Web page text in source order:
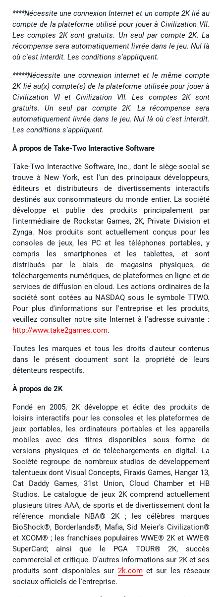
****Nécessite une connexion Internet et un compte 2K lié au
compte de la plateforme utilisé pour jouer à Civilization VII.
Les comptes 2K sont gratuits. Un seul par compte 2K. La
récompense sera automatiquement livrée dans le jeu. Nul là
où c'est interdit. Les conditions s'appliquent.
*****Nécessite une connexion internet et le même compte
2K lié au(x) compte(s) de la plateforme utilisée pour jouer à
Civilization VI et Civilization VII. Les comptes 2K sont
gratuits. Un seul par compte 2K. La récompense sera
automatiquement livrée dans le jeu. Nul là où c'est interdit.
Les conditions s'appliquent.
À propos de Take-Two Interactive Software
Take-Two Interactive Software, Inc., dont le siège social se
trouve à New York, est l'un des principaux développeurs,
éditeurs et distributeurs de divertissements interactifs
destinés aux consommateurs du monde entier. La société
développe et publie des produits principalement par
l'intermédiaire de Rockstar Games, 2K, Private Division et
Zynga. Nos produits sont actuellement conçus pour les
consoles de jeux, les PC et les téléphones portables, y
compris les smartphones et les tablettes, et sont
distribués par le biais de magasins physiques, de
téléchargements numériques, de plateformes en ligne et de
services de diffusion en cloud. Les actions ordinaires de la
société sont cotées au NASDAQ sous le symbole TTWO.
Pour plus d'informations sur l'entreprise et les produits,
veuillez consulter notre site Internet à l'adresse suivante :
http://www.take2games.com.
Toutes les marques et tous les droits d'auteur contenus
dans le présent document sont la propriété de leurs
détenteurs respectifs.
À propos de 2K
Fondé en 2005, 2K développe et édite des produits de
loisirs interactifs pour les consoles et les plateformes de
jeux portables, les ordinateurs portables et les appareils
mobiles avec des titres disponibles sous forme de
versions physiques et de téléchargements en digital. La
Société regroupe de nombreux studios de développement
talentueux dont Visual Concepts, Firaxis Games, Hangar 13,
Cat Daddy Games, 31st Union, Cloud Chamber et HB
Studios. Le catalogue de jeux 2K comprend actuellement
plusieurs titres AAA, de sports et de divertissement dont la
référence mondiale NBA® 2K ; les célèbres marques
BioShock®️, Borderlands®️, Mafia, Sid Meier’s Civilization®️
et XCOM®️ ; les franchises populaires WWE® 2K et WWE®
SuperCard; ainsi que le PGA TOUR® 2K, succès
commercial et critique. D’autres informations sur 2K et ses
produits sont disponibles sur 2k.comet sur les réseaux
sociaux officiels de l'entreprise.